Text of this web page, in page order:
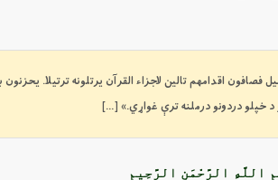
اقدامهم تالين لاجزاء القرآن يرتلونه ترتيلا. يحزنون
خپلو دردونو درملنه ترې غواړي.» […]
اللَّهِ الرَّحْمَنِ الرَّحِيمِ